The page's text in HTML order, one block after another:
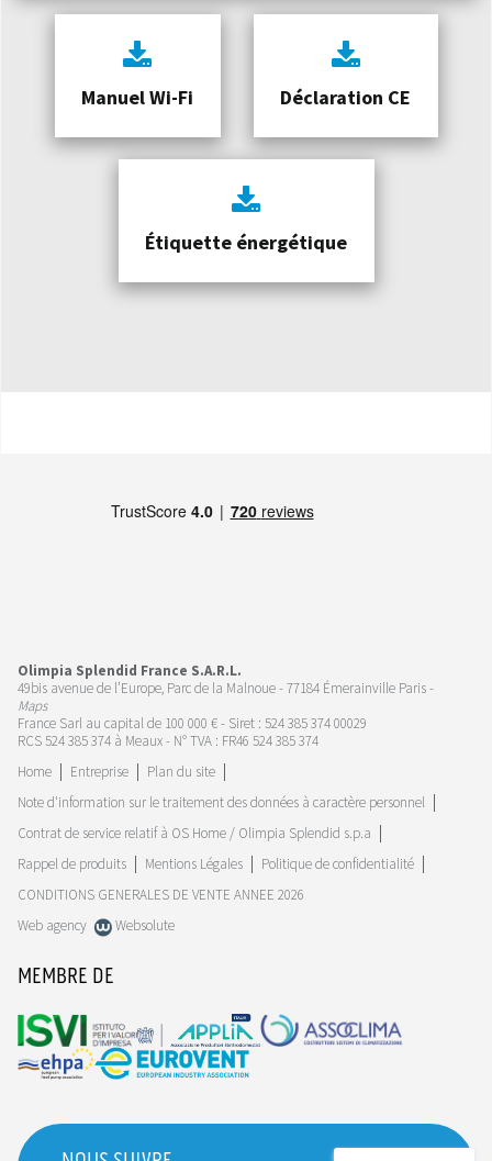
Manuel Wi-Fi Déclaration CE
Étiquette énergétique
Olimpia Splendid France S.A.R.L.
49bis avenue de l’Europe, Parc de la Malnoue - 77184 Émerainville Paris -
Maps
France Sarl au capital de 100 000 € - Siret : 524 385 374 00029
RCS 524 385 374 à Meaux - N° TVA : FR46 524 385 374
Home
Entreprise
Plan du site
Note d'information sur le traitement des données à caractère personnel
Contrat de service relatif à OS Home / Olimpia Splendid s.p.a
Rappel de produits
Mentions Légales
Politique de confidentialité
CONDITIONS GENERALES DE VENTE ANNEE 2026
Web agency
Websolute
MEMBRE DE